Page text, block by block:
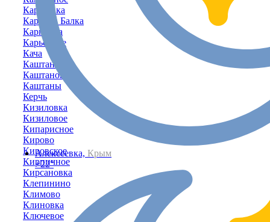
Алексеевка, Крым
+22°
Карасёвка
Карпова Балка
Карповка
Карьерное
Кача
Каштановка
Каштановое
Каштаны
Керчь
Кизиловка
Кизиловое
Кипарисное
Кирово
Кировское
Кирпичное
Кирсановка
Клепинино
Климово
Клиновка
Ключевое